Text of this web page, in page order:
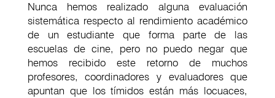
Nunca hemos realizado alguna evaluación
sistemática respecto al rendimiento académico
de un estudiante que forma parte de las
escuelas de cine, pero no puedo negar que
hemos recibido este retorno de muchos
profesores, coordinadores y evaluadores que
apuntan que los tímidos están más locuaces,